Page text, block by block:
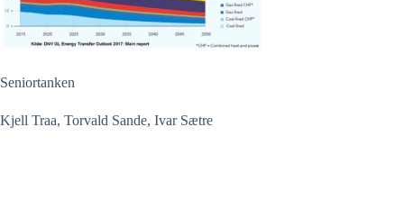
Seniortanken
Kjell Traa, Torvald Sande, Ivar Sætre